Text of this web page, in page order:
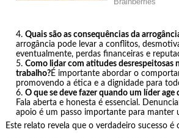
Quais são as consequências da
arrogância pode levar a conflitos,
eventualmente, perdas financeiras e
Como lidar com atitudes desrespeitosas
trabalho?É importante abordar o
promovendo a ética e a dignidade para
O que se deve fazer quando um líder age
Fala aberta e honesta é essencial.
apoio é um passo importante para manter
Este relato revela que o verdadeiro sucesso